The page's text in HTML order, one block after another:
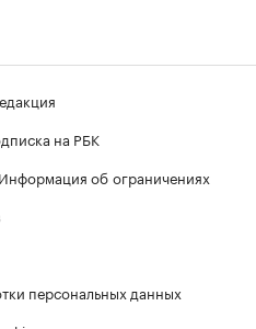
на РБК
Информация об ограничениях
персональных данных